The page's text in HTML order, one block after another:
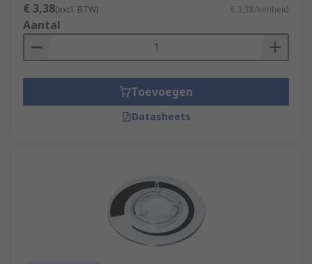
€ 3,38(excl. BTW) € 3,38/eenheid
Aantal
Toevoegen
Datasheets